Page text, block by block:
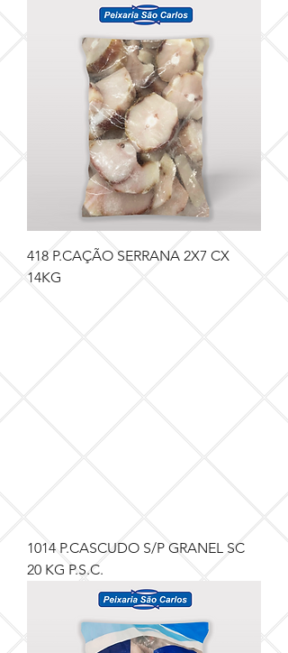
418 P.CAÇÃO SERRANA 2X7 CX
14KG
1014 P.CASCUDO S/P GRANEL SC
20 KG P.S.C.